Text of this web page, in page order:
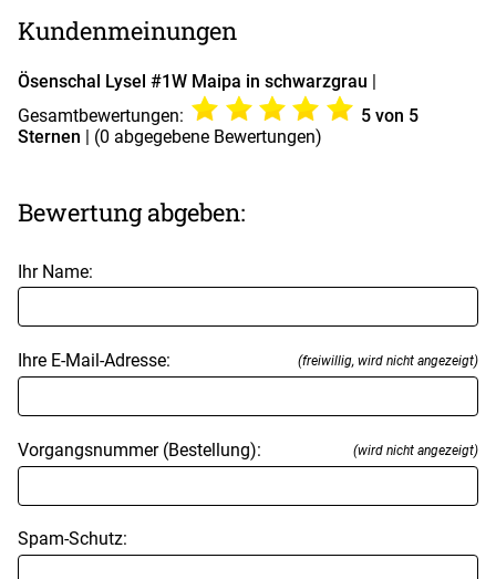
Kundenmeinungen
Ösenschal Lysel #1W Maipa in schwarzgrau |
Gesamtbewertungen:
5von 5
Sternen | (0 abgegebene Bewertungen)
Bewertung abgeben:
Ihr Name:
Ihre E-Mail-Adresse: (freiwillig, wird nicht angezeigt)
Vorgangsnummer (Bestellung): (wird nicht angezeigt)
Spam-Schutz: